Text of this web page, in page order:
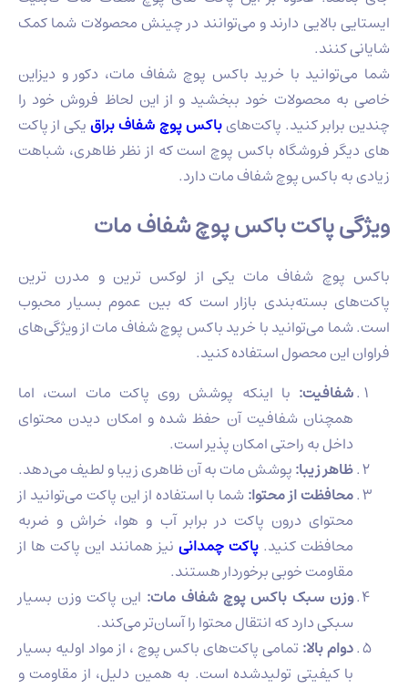
ایستایی بالایی دارند و می‌توانند در چینش محصولات شما کمک
شایانی کنند.
شما می‌توانید با خرید باکس پوچ شفاف مات، دکور و دیزاین
خاصی به محصولات خود ببخشید و از این لحاظ فروش خود را
چندین برابر کنید. پاکت‌هایباکس پوچ شفاف براقیکی از پاکت‌
های دیگر فروشگاه باکس پوچ است که از نظر ظاهری، شباهت
زیادی به باکس پوچ شفاف مات دارد.
ویژگی پاکت باکس پوچ شفاف مات
باکس پوچ شفاف مات یکی از لوکس ترین و مدرن ترین
پاکت‌های بسته‌بندی بازار است که بین عموم بسیار محبوب
است. شما می‌توانید با خرید باکس پوچ شفاف مات از ویژگی‌های
فراوان این محصول استفاده کنید.
شفافیت:با اینکه پوشش روی پاکت مات است، اما
همچنان شفافیت آن حفظ شده و امکان دیدن محتوای
داخل به راحتی امکان پذیر است.
ظاهر زیبا:پوشش مات به آن ظاهری زیبا و لطیف می‌دهد.
محافظت از محتوا:شما با استفاده از این پاکت می‌توانید از
محتوای درون پاکت در برابر آب و هوا، خراش و ضربه
محافظت کنید. پاکت چمدانینیز همانند این پاکت ها از
مقاومت خوبی برخوردار هستند.
وزن سبک باکس پوچ شفاف مات:این پاکت وزن بسیار
سبکی دارد که انتقال محتوا را آسان‌تر می‌کند.
دوام بالا:تمامی پاکت‌های باکس پوچ ، از مواد اولیه بسیار
با کیفیتی تولید‌شده‌ است. به همین دلیل، از مقاومت و